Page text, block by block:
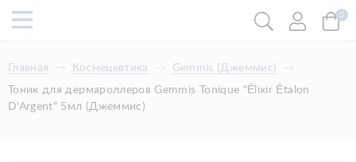
0
Главная Космецевтика
​Gemmis (Джеммис)
Тоник для дермароллеров Gemmis Tonique "Élixir Étalon
D'Argent" 5мл (Джеммис)